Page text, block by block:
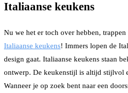
Italiaanse keukens
Nu we het er toch over hebben,
Italiaanse keukens! Immers lopen de
design gaat. Italiaanse keukens staan
ontwerp. De keukenstijl is altijd stijlvol
Wanneer je op zoek bent naar een